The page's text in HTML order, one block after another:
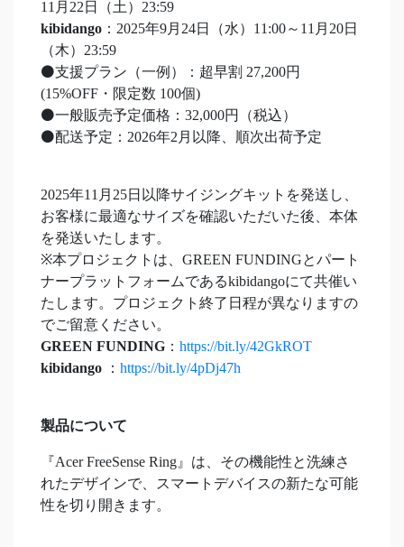
11月22日（土）23:59
kibidango ：2025年9月24日（水）11:00～11月20日
（木）23:59
⚫支援プラン（一例）：超早割 27,200円
(15%OFF・限定数 100個)
⚫一般販売予定価格：32,000円（税込）
⚫配送予定：2026年2月以降、順次出荷予定
2025年11月25日以降サイジングキットを発送し、
お客様に最適なサイズを確認いただいた後、本体
を発送いたします。
※本プロジェクトは、GREEN FUNDINGとパート
ナープラットフォームであるkibidangoにて共催い
たします。プロジェクト終了日程が異なりますの
でご留意ください。
GREEN FUNDING ： https://bit.ly/42GkROT
kibidango ： https://bit.ly/4pDj47h
製品について
『Acer FreeSense Ring』は、その機能性と洗練さ
れたデザインで、スマートデバイスの新たな可能
性を切り開きます。